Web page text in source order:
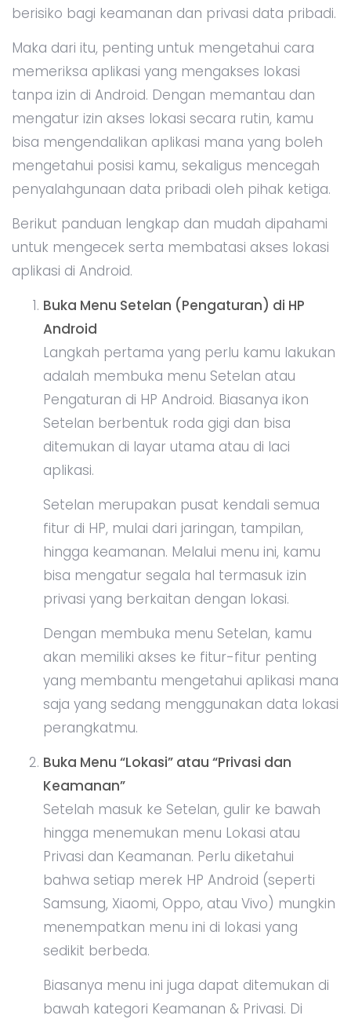
berisiko bagi keamanan dan privasi data pribadi.
Maka dari itu, penting untuk mengetahui cara
memeriksa aplikasi yang mengakses lokasi
tanpa izin di Android. Dengan memantau dan
mengatur izin akses lokasi secara rutin, kamu
bisa mengendalikan aplikasi mana yang boleh
mengetahui posisi kamu, sekaligus mencegah
penyalahgunaan data pribadi oleh pihak ketiga.
Berikut panduan lengkap dan mudah dipahami
untuk mengecek serta membatasi akses lokasi
aplikasi di Android.
Buka Menu Setelan (Pengaturan) di HP
Android
Langkah pertama yang perlu kamu lakukan
adalah membuka menu Setelan atau
Pengaturan di HP Android. Biasanya ikon
Setelan berbentuk roda gigi dan bisa
ditemukan di layar utama atau di laci
aplikasi.
Setelan merupakan pusat kendali semua
fitur di HP, mulai dari jaringan, tampilan,
hingga keamanan. Melalui menu ini, kamu
bisa mengatur segala hal termasuk izin
privasi yang berkaitan dengan lokasi.
Dengan membuka menu Setelan, kamu
akan memiliki akses ke fitur-fitur penting
yang membantu mengetahui aplikasi mana
saja yang sedang menggunakan data lokasi
perangkatmu.
Buka Menu “Lokasi” atau “Privasi dan
Keamanan”
Setelah masuk ke Setelan, gulir ke bawah
hingga menemukan menu Lokasi atau
Privasi dan Keamanan. Perlu diketahui
bahwa setiap merek HP Android (seperti
Samsung, Xiaomi, Oppo, atau Vivo) mungkin
menempatkan menu ini di lokasi yang
sedikit berbeda.
Biasanya menu ini juga dapat ditemukan di
bawah kategori Keamanan & Privasi. Di